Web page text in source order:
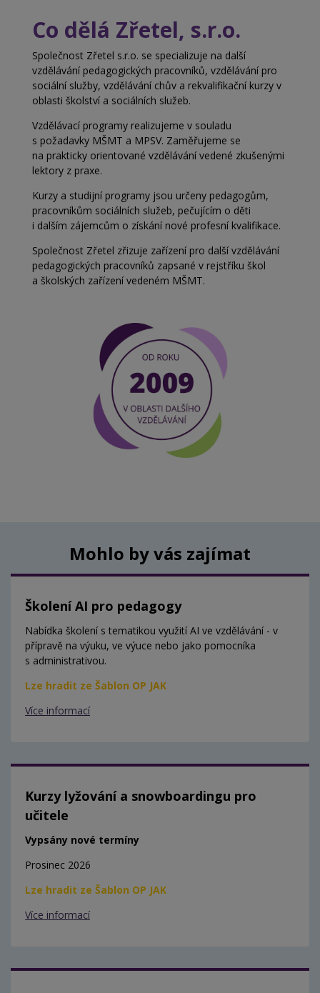
Co dělá Zřetel, s.r.o.
Společnost Zřetel s.r.o. se specializuje na další
vzdělávání pedagogických pracovníků, vzdělávání pro
sociální služby, vzdělávání chův a rekvalifikační kurzy v
oblasti školství a sociálních služeb.
Vzdělávací programy realizujeme v souladu
s požadavky MŠMT a MPSV. Zaměřujeme se
na prakticky orientované vzdělávání vedené zkušenými
lektory z praxe.
Kurzy a studijní programy jsou určeny pedagogům,
pracovníkům sociálních služeb, pečujícím o děti
i dalším zájemcům o získání nové profesní kvalifikace.
Společnost Zřetel zřizuje zařízení pro další vzdělávání
pedagogických pracovníků zapsané v rejstříku škol
a školských zařízení vedeném MŠMT.
Mohlo by vás zajímat
Školení AI pro pedagogy
Nabídka školení s tematikou využití AI ve vzdělávání - v
přípravě na výuku, ve výuce nebo jako pomocníka
s administrativou.
Lze hradit ze Šablon OP JAK
Více informací
Kurzy lyžování a snowboardingu pro
učitele
Vypsány nové termíny
Prosinec 2026
Lze hradit ze Šablon OP JAK
Více informací